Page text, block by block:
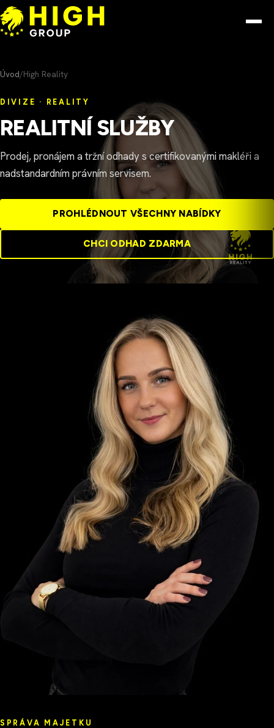
Přeskočit na obsah
Menu
Úvod/High Reality
DIVIZE · REALITY
REALITNÍ SLUŽBY
Prodej, pronájem a tržní odhady s certifikovanými makléři a
nadstandardním právním servisem.
PROHLÉDNOUT VŠECHNY NABÍDKY
CHCI ODHAD ZDARMA
SPRÁVA MAJETKU